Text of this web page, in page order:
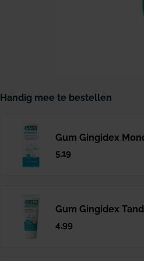
Handig mee te bestellen
Gum Gingidex
Normale
5,19
Gum Gingidex
Normale
4,99